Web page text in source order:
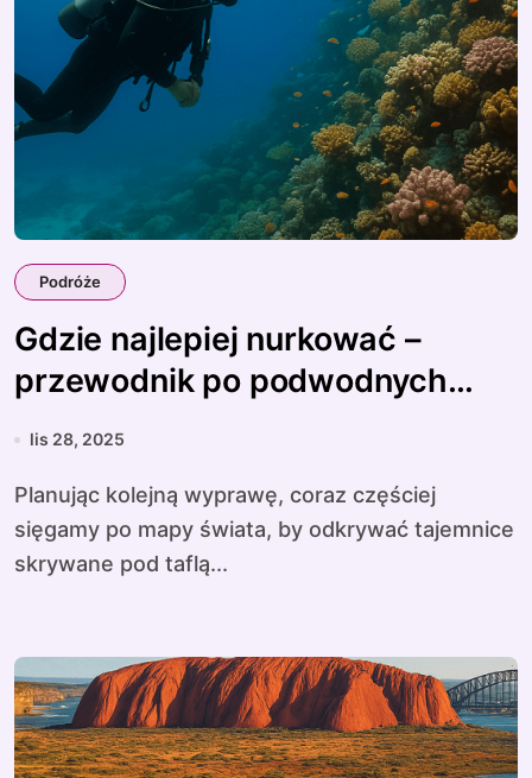
Podróże
Gdzie najlepiej nurkować –
przewodnik po podwodnych
rajach
lis 28, 2025
Planując kolejną wyprawę, coraz częściej
sięgamy po mapy świata, by odkrywać tajemnice
skrywane pod taflą...